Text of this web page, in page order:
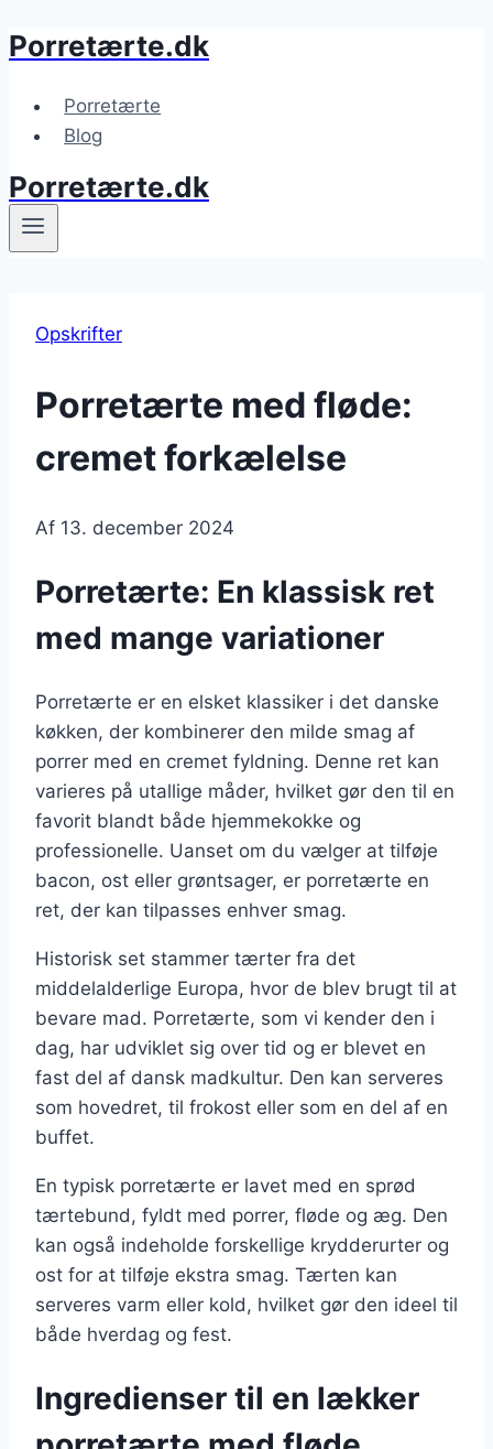
Fortsæt
indhold
Porretærte.dk
Porretærte
Blog
Porretærte.dk
Opskrifter
Porretærte med fløde:
cremet forkælelse
Af 13. december 2024
Porretærte: En klassisk ret
med mange variationer
Porretærte er en elsket klassiker i det danske
køkken, der kombinerer den milde smag af
porrer med en cremet fyldning. Denne ret kan
varieres på utallige måder, hvilket gør den til en
favorit blandt både hjemmekokke og
professionelle. Uanset om du vælger at tilføje
bacon, ost eller grøntsager, er porretærte en
ret, der kan tilpasses enhver smag.
Historisk set stammer tærter fra det
middelalderlige Europa, hvor de blev brugt til at
bevare mad. Porretærte, som vi kender den i
dag, har udviklet sig over tid og er blevet en
fast del af dansk madkultur. Den kan serveres
som hovedret, til frokost eller som en del af en
buffet.
En typisk porretærte er lavet med en sprød
tærtebund, fyldt med porrer, fløde og æg. Den
kan også indeholde forskellige krydderurter og
ost for at tilføje ekstra smag. Tærten kan
serveres varm eller kold, hvilket gør den ideel til
både hverdag og fest.
Ingredienser til en lækker